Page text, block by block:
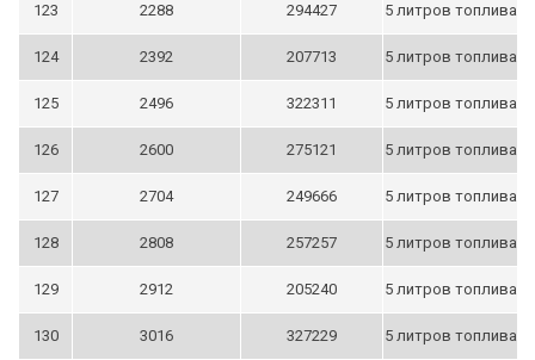
123 2288 294427 5 литров топлива
124 2392 207713 5 литров топлива
125 2496 322311 5 литров топлива
126 2600 275121 5 литров топлива
127 2704 249666 5 литров топлива
128 2808 257257 5 литров топлива
129 2912 205240 5 литров топлива
130 3016 327229 5 литров топлива